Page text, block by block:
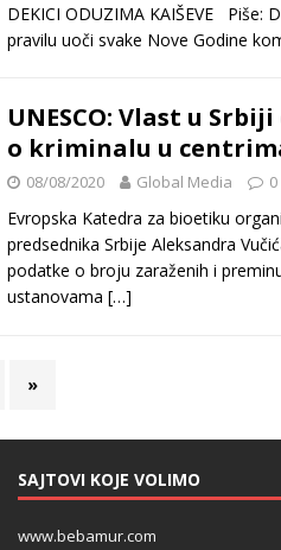
DEKICI ODUZIMA KAIŠEVE
pravilu uoči svake Nove Godine
UNESCO: Vlast u
o kriminalu u
08/08/2020 Global Media 0
Evropska Katedra za bioetiku
predsednika Srbije Aleksandra
podatke o broju zaraženih i
ustanovama […]
»
SAJTOVI KOJE VOLIMO
www.bebamur.com